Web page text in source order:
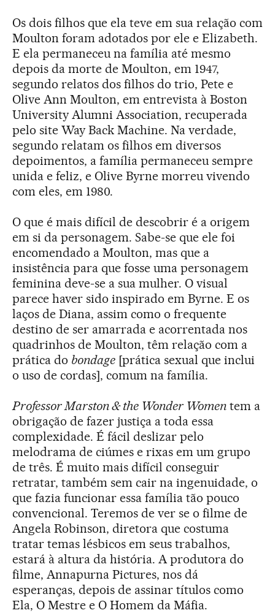
Os dois filhos que ela teve em sua relação com
Moulton foram adotados por ele e Elizabeth.
E ela permaneceu na família até mesmo
depois da morte de Moulton, em 1947,
segundo relatos dos filhos do trio, Pete e
Olive Ann Moulton, em entrevista à Boston
University Alumni Association, recuperada
pelo site Way Back Machine. Na verdade,
segundo relatam os filhos em diversos
depoimentos, a família permaneceu sempre
unida e feliz, e Olive Byrne morreu vivendo
com eles, em 1980.
O que é mais difícil de descobrir é a origem
em si da personagem. Sabe-se que ele foi
encomendado a Moulton, mas que a
insistência para que fosse uma personagem
feminina deve-se a sua mulher. O visual
parece haver sido inspirado em Byrne. E os
laços de Diana, assim como o frequente
destino de ser amarrada e acorrentada nos
quadrinhos de Moulton, têm relação com a
prática do bondage [prática sexual que inclui
o uso de cordas], comum na família.
Professor Marston & the Wonder Women tem a
obrigação de fazer justiça a toda essa
complexidade. É fácil deslizar pelo
melodrama de ciúmes e rixas em um grupo
de três. É muito mais difícil conseguir
retratar, também sem cair na ingenuidade, o
que fazia funcionar essa família tão pouco
convencional. Teremos de ver se o filme de
Angela Robinson, diretora que costuma
tratar temas lésbicos em seus trabalhos,
estará à altura da história. A produtora do
filme, Annapurna Pictures, nos dá
esperanças, depois de assinar títulos como
Ela, O Mestre e O Homem da Máfia.